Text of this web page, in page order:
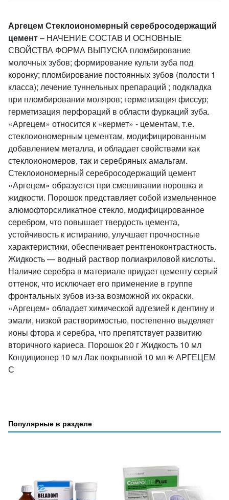
Аргецем Стеклоиономерный серебросодержащий
цемент– НАЧЕНИЕ СОСТАВ И ОСНОВНЫЕ
СВОЙСТВА ФОРМА ВЫПУСКА пломбирование
молочных зубов; формирование культи зуба под
коронку; пломбирование постоянных зубов (полости 1
класса); лечение туннельных препараций ; подкладка
при пломбировании моляров; герметизация фиссур;
герметизация перфораций в области фуркаций зуба.
«Аргецем» относится к «кермет» - цементам, т.е.
стеклоиономерным цементам, модифицированным
добавлением металла, и обладает свойствами как
стеклоиономеров, так и серебряных амальгам.
Стеклоиономерный серебросодержащий цемент
«Аргецем» образуется при смешивании порошка и
жидкости. Порошок представляет собой измельченное
алюмофторсиликатное стекло, модифицированное
серебром, что повышает твердость цемента,
устойчивость к истиранию, улучшает прочностные
характеристики, обеспечивает рентгеноконтрастность.
Жидкость — водный раствор полиакриловой кислоты.
Наличие серебра в материале придает цементу серый
оттенок, что исключает его применение в группе
фронтальных зубов из-за возможной их окраски.
«Аргецем» обладает химической адгезией к дентину и
эмали, низкой растворимостью, постепенно выделяет
ионы фтора и серебра, что препятствует развитию
вторичного кариеса. Порошок 20 г Жидкость 10 мл
Кондиционер 10 мл Лак покрывной 10 мл ® АРГЕЦЕМ
С
Популярные в разделе